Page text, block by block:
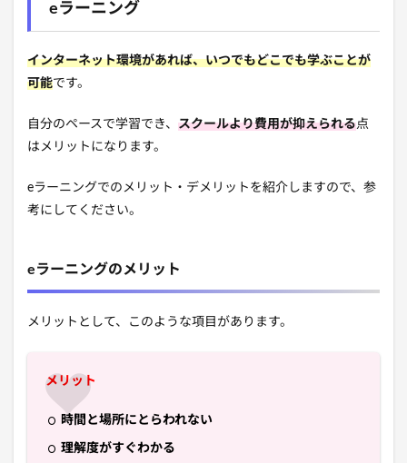
eラーニング
インターネット環境があれば、いつでもどこでも学ぶことが
可能です。
自分のペースで学習でき、 スクールより費用が抑えられる点
はメリットになります。
eラーニングでのメリット・デメリットを紹介しますので、参
考にしてください。
eラーニングのメリット
メリットとして、このような項目があります。
メリット
時間と場所にとらわれない
理解度がすぐわかる